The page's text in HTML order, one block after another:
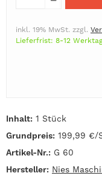
Inhalt: 1 Stück
Grundpreis: 199,99 €/
Artikel-Nr.: G 60
Hersteller: Nies
inkl. 19% MwSt. zzgl.
Lieferfrist: 8-12